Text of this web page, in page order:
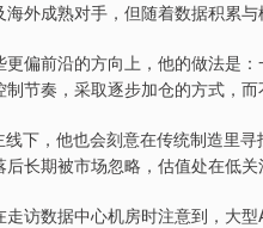
海外成熟对手，但随着数据积累与
前沿的方向上，他的做法是：
制节奏，采取逐步加仓的方式，
，他也会刻意在传统制造里寻
后长期被市场忽略，估值处在低关
数据中心机房时注意到，大型